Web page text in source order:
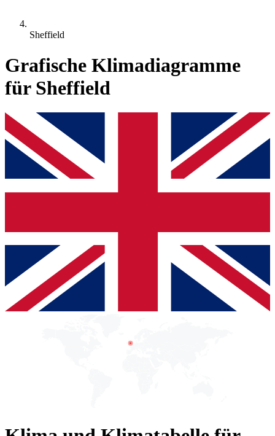
Sheffield
Grafische Klimadiagramme
für Sheffield